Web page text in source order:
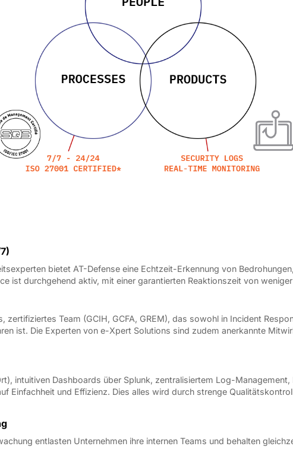
bietet AT-Defense eine Echtzeit-Erkennung von
ist durchgehend aktiv, mit einer garantierten Reaktionszeit von
zertifiziertes Team (GCIH, GCFA, GREM), das sowohl in Incident
ist. Die Experten von e-Xpert Solutions sind zudem anerkannte
intuitiven Dashboards über Splunk, zentralisiertem Log-
Einfachheit und Effizienz. Dies alles wird durch strenge
entlasten Unternehmen ihre internen Teams und behalten